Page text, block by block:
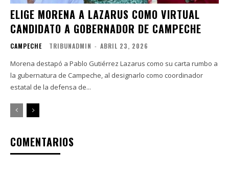
ELIGE MORENA A LAZARUS COMO VIRTUAL
CANDIDATO A GOBERNADOR DE CAMPECHE
CAMPECHE TRIBUNADMIN - ABRIL 23, 2026
Morena destapó a Pablo Gutiérrez Lazarus como su carta rumbo a
la gubernatura de Campeche, al designarlo como coordinador
estatal de la defensa de...
COMENTARIOS